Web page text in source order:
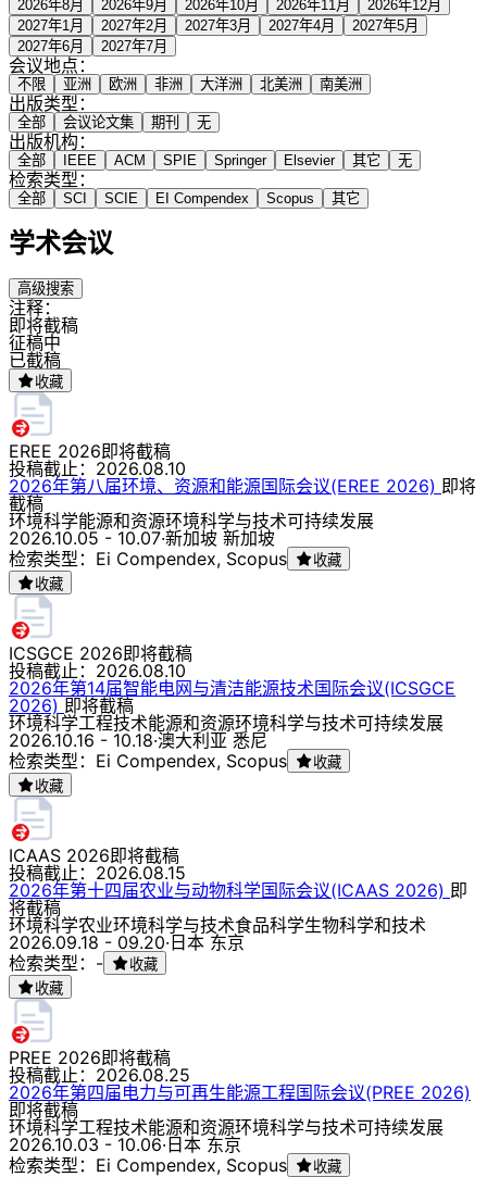
2026年8月
2026年9月 2026年10月 2026年11月
2026年12月
2027年1月
2027年2月 2027年3月 2027年4月
2027年5月
2027年6月
2027年7月
会议地点：
不限 亚洲 欧洲 非洲 大洋洲 北美洲 南美洲
出版类型：
全部 会议论文集 期刊 无
出版机构：
全部 IEEE ACM SPIE Springer Elsevier 其它 无
检索类型：
全部 SCI SCIE EI Compendex Scopus 其它
学术会议
高级搜索
注释：
即将截稿
征稿中
已截稿
收藏
EREE 2026即将截稿
投稿截止： 2026.08.10
2026年第八届环境、资源和能源国际会议(EREE 2026) 即将
截稿
环境科学能源和资源环境科学与技术可持续发展
2026.10.05 - 10.07·新加坡 新加坡
检索类型：Ei Compendex, Scopus
收藏
收藏
ICSGCE 2026即将截稿
投稿截止： 2026.08.10
2026年第14届智能电网与清洁能源技术国际会议(ICSGCE
2026) 即将截稿
环境科学工程技术能源和资源环境科学与技术可持续发展
2026.10.16 - 10.18·澳大利亚 悉尼
检索类型：Ei Compendex, Scopus
收藏
收藏
ICAAS 2026即将截稿
投稿截止： 2026.08.15
2026年第十四届农业与动物科学国际会议(ICAAS 2026) 即
将截稿
环境科学农业环境科学与技术食品科学生物科学和技术
2026.09.18 - 09.20·日本 东京
检索类型：-
收藏
收藏
PREE 2026即将截稿
投稿截止： 2026.08.25
2026年第四届电力与可再生能源工程国际会议(PREE 2026)
即将截稿
环境科学工程技术能源和资源环境科学与技术可持续发展
2026.10.03 - 10.06·日本 东京
检索类型：Ei Compendex, Scopus
收藏